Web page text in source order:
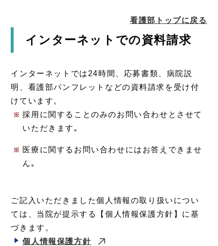
看護部トップに戻る
インターネットでの資料請求
インターネットでは24時間、応募書類、病院説
明、看護部パンフレットなどの資料請求を受け付
けています。
採用に関することのみのお問い合わせとさせて
いただきます｡
医療に関するお問い合わせにはお答えできませ
ん｡
ご記入いただきました個人情報の取り扱いについ
ては、当院が提示する【個人情報保護方針】に基
づきます。
個人情報保護方針